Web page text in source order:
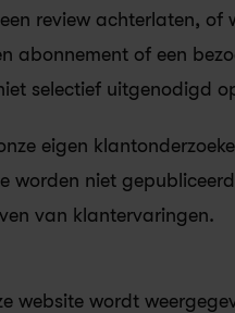
review achterlaten,
abonnement of een
selectief uitgenodigd
eigen
worden niet
van klantervaringen.
website wordt